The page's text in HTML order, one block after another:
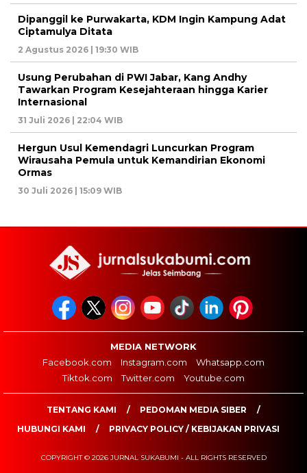
Dipanggil ke Purwakarta, KDM Ingin Kampung Adat
Ciptamulya Ditata
2 Agustus 2026 | 19:30 WIB
Usung Perubahan di PWI Jabar, Kang Andhy
Tawarkan Program Kesejahteraan hingga Karier
Internasional
31 Juli 2026 | 22:04 WIB
Hergun Usul Kemendagri Luncurkan Program
Wirausaha Pemula untuk Kemandirian Ekonomi
Ormas
30 Juli 2026 | 15:09 WIB
MEDIA NETWORK
Facebook.com
Instagram.com
Whatsapp.com
Tiktok.com
Twitter.com Youtube.com
TENTANG KAMI
PEDOMAN MEDIA SIBER
HUBUNGI KAMI
PRIVACY POLICY / KEBIJAKAN PRIVASI
COPYRIGHT © 2026 JURNAL SUKABUMI - ALL RIGHTS RESERVED